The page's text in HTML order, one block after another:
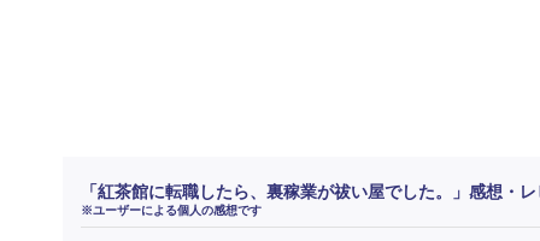
「紅茶館に転職したら、裏稼業が祓い屋でした。」感想・
※ユーザーによる個人の感想です